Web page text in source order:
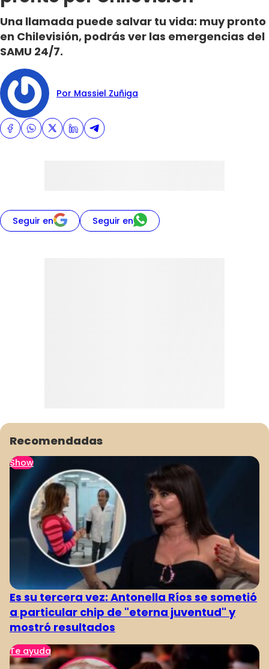
Una llamada puede salvar tu vida: muy pronto
en Chilevisión, podrás ver las emergencias del
SAMU 24/7.
Por Massiel Zuñiga
Seguir en Seguir en
Recomendadas
Show
Es su tercera vez: Antonella Ríos se sometió
a particular chip de "eterna juventud" y
mostró resultados
Te ayuda